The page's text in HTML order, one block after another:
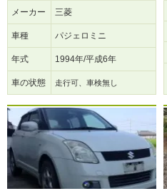
メーカー 三菱
車種 パジェロミニ
年式 1994年/平成6年
車の状態 走行可、車検無し